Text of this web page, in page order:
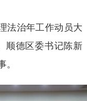
法治年工作动员大
顺德区委书记陈新
。